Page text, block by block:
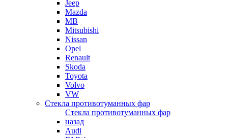
Jeep
Mazda
MB
Mitsubishi
Nissan
Opel
Renault
Skoda
Toyota
Volvo
VW
Стекла противотуманных фар
Стекла противотуманных фар
назад
Audi